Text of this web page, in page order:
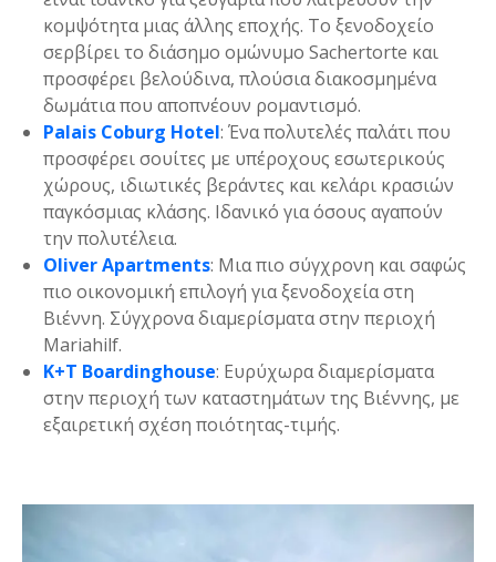
κομψότητα μιας άλλης εποχής. Το ξενοδοχείο
σερβίρει το διάσημο ομώνυμο Sachertorte και
προσφέρει βελούδινα, πλούσια διακοσμημένα
δωμάτια που αποπνέουν ρομαντισμό.
Palais Coburg Hotel: Ένα πολυτελές παλάτι που
προσφέρει σουίτες με υπέροχους εσωτερικούς
χώρους, ιδιωτικές βεράντες και κελάρι κρασιών
παγκόσμιας κλάσης. Ιδανικό για όσους αγαπούν
την πολυτέλεια.
Oliver Apartments: Μια πιο σύγχρονη και σαφώς
πιο οικονομική επιλογή για ξενοδοχεία στη
Βιέννη. Σύγχρονα διαμερίσματα στην περιοχή
Mariahilf.
K+T Boardinghouse: Ευρύχωρα διαμερίσματα
στην περιοχή των καταστημάτων της Βιέννης, με
εξαιρετική σχέση ποιότητας-τιμής.